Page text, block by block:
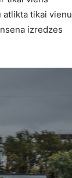
atlikta tikai vienu
izredzes